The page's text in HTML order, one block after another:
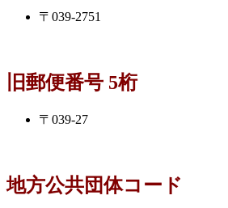
〒039-2751
旧郵便番号 5桁
〒039-27
地方公共団体コード